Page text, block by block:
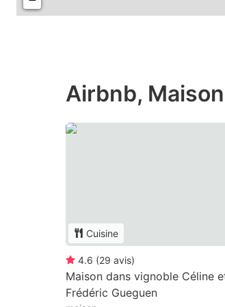
Airbnb,
Cuisine
4.6 (29 avis)
Maison dans vignoble Céline
Frédéric Gueguen